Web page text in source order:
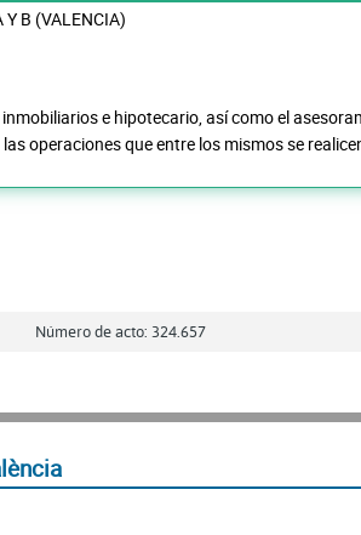
Y B (VALENCIA)
e hipotecario, así como el
operaciones que entre los mismos se
Número de acto: 324.657